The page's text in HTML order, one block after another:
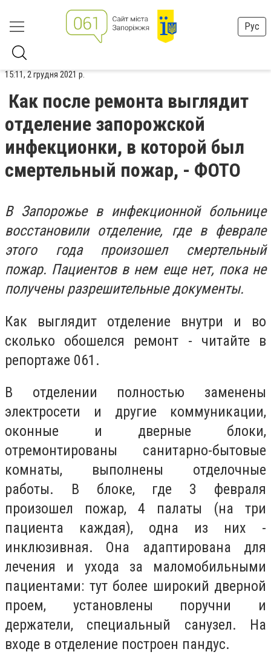
Рус
15:11, 2 грудня 2021 р.
Как после ремонта выглядит
отделение запорожской
инфекционки, в которой был
смертельный пожар, - ФОТО
В Запорожье в инфекционной больнице
восстановили отделение, где в феврале
этого года произошел смертельный
пожар. Пациентов в нем еще нет, пока не
получены разрешительные документы.
Как выглядит отделение внутри и во
сколько обошелся ремонт - читайте в
репортаже 061.
В отделении полностью заменены
электросети и другие коммуникации,
оконные и дверные блоки,
отремонтированы санитарно-бытовые
комнаты, выполнены отделочные
работы. В блоке, где 3 февраля
произошел пожар, 4 палаты (на три
пациента каждая), одна из них -
инклюзивная. Она адаптирована для
лечения и ухода за маломобильными
пациентами: тут более широкий дверной
проем, установлены поручни и
держатели, специальный санузел. На
входе в отделение построен пандус.